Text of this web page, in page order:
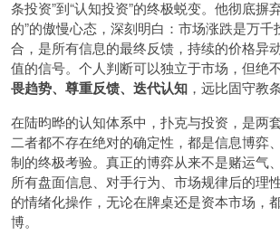
条投资”到“认知投资”的终极蜕变。他彻底摒
的”的傲慢心态，深刻明白：市场涨跌是万千
合，是所有信息的最终反馈，持续的价格异
值的信号。个人判断可以独立于市场，但绝
畏趋势、尊重反馈、迭代认知 ，远比固守教
在陆昀晔的认知体系中，扑克与投资，是两
二者都不存在绝对的确定性，都是信息博弈
制的终极考验。真正的博弈从来不是赌运气
所有盘面信息、对手行为、市场规律后的理
的情绪化操作，无论在牌桌还是资本市场，
博。